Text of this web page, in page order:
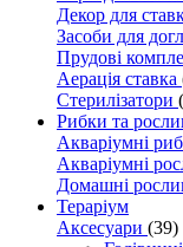
Декор для
Засоби для
Прудові
Аерація ставка
Стерилізатори
Рибки та
Акваріумні
Акваріумні
Домашні
Тераріум
Аксесуари (39)